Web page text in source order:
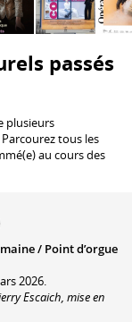
passés
plusieurs
tous les
au cours des
/ Point d’orgue
2026.
Escaich, mise en